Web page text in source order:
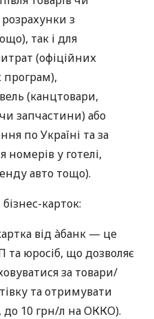
з
так і для
(офіційних
програм),
(канцтовари,
запчастини) або
по Україні та за
у готелі,
авто тощо).
карток:
від àбанк — це
юросіб, що дозволяє
за товари/
та отримувати
10 грн/л на ОККО).